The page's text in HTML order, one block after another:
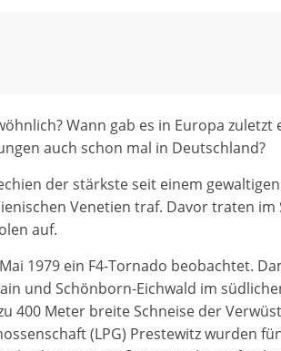
Wann gab es in Europa zuletzt
auch schon mal in Deutschland?
der stärkste seit einem
Venetien traf. Davor traten im
auf.
1979 ein F4-Tornado beobachtet.
und Schönborn-Eichwald im
400 Meter breite Schneise der
(LPG) Prestewitz wurden